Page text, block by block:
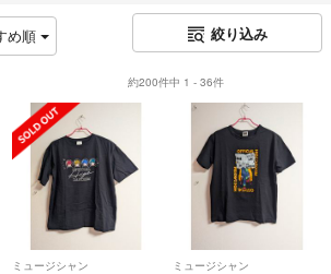
め順 絞り込み
約200件中 1 - 36件
ミュージシャン ミュージシャン